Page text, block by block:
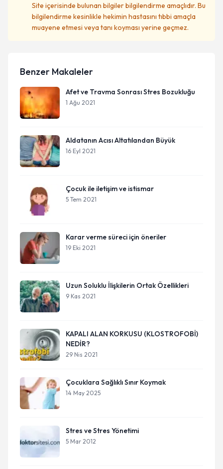
Site içerisinde bulunan bilgiler bilgilendirme amaçlıdır. Bu
bilgilendirme kesinlikle hekimin hastasını tıbbi amaçla
muayene etmesi veya tanı koyması yerine geçmez.
Benzer Makaleler
Afet ve Travma Sonrası Stres Bozukluğu
1 Ağu 2021
Aldatanın Acısı Altatılandan Büyük
16 Eyl 2021
Çocuk ile iletişim ve istismar
5 Tem 2021
Karar verme süreci için öneriler
19 Eki 2021
Uzun Soluklu İlişkilerin Ortak Özellikleri
9 Kas 2021
KAPALI ALAN KORKUSU (KLOSTROFOBİ)
NEDİR?
29 Nis 2021
Çocuklara Sağlıklı Sınır Koymak
14 May 2025
Stres ve Stres Yönetimi
5 Mar 2012